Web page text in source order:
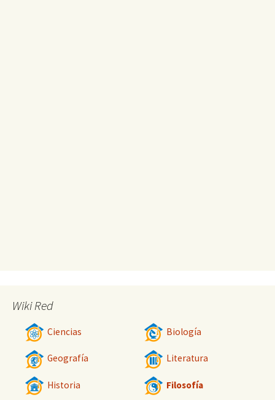
Wiki Red
Ciencias Biología
Geografía Literatura
Historia Filosofía